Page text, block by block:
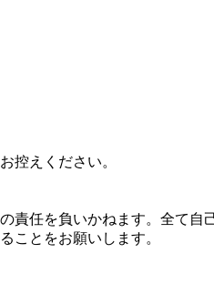
控えください。
任を負いかねます。全て自
ことをお願いします。